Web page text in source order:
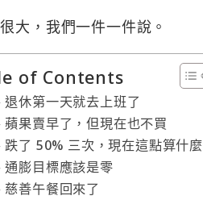
大，我們一件一件說。
of Contents
退休第一天就去上班了
蘋果賣早了，但現在也不買
跌了 50% 三次，現在這點算什麼
通膨目標應該是零
慈善午餐回來了